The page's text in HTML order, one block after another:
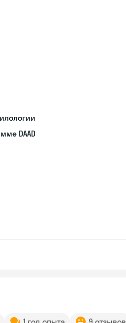
DAAD